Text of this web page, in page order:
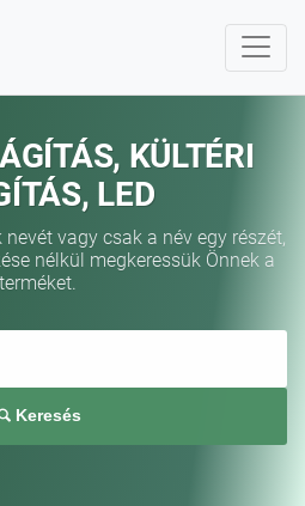
KÜLTÉRI
LED
vagy csak a név egy részét,
nélkül megkeressük Önnek a
terméket.
Keresés